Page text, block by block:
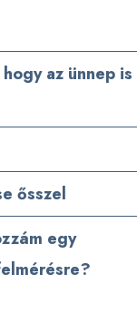
az ünnep is
ősszel
egy